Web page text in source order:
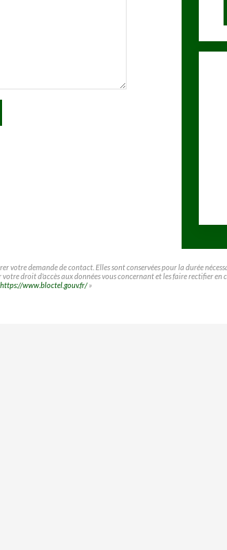
demande de contact. Elles sont conservées pour la durée
droit d'accès aux données vous concernant et les faire rectifier
https://www.bloctel.gouv.fr/»